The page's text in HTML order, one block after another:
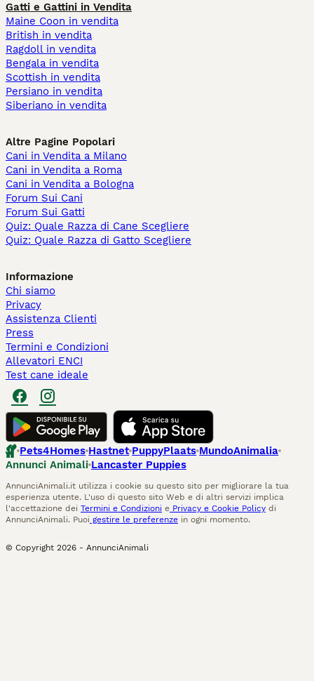
Gatti e Gattini in Vendita
Maine Coon in vendita
British in vendita
Ragdoll in vendita
Bengala in vendita
Scottish in vendita
Persiano in vendita
Siberiano in vendita
Altre Pagine Popolari
Cani in Vendita a Milano
Cani in Vendita a Roma
Cani in Vendita a Bologna
Forum Sui Cani
Forum Sui Gatti
Quiz: Quale Razza di Cane Scegliere
Quiz: Quale Razza di Gatto Scegliere
Informazione
Chi siamo
Privacy
Assistenza Clienti
Press
Termini e Condizioni
Allevatori ENCI
Test cane ideale
Pets4Homes Hastnet PuppyPlaats MundoAnimalia
Annunci Animali Lancaster Puppies
AnnunciAnimali.it utilizza i cookie su questo sito per migliorare la tua
esperienza utente. L'uso di questo sito Web e di altri servizi implica
l'accettazione dei Termini e Condizioni e Privacy e Cookie Policy di
AnnunciAnimali. Puoi gestire le preferenze in ogni momento.
© Copyright 2026 - AnnunciAnimali